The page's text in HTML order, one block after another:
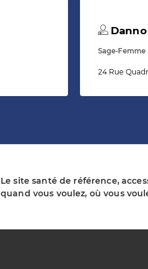
Danno
Sage-Femme
24 Rue
Le site santé de référence,
quand vous voulez, où vous